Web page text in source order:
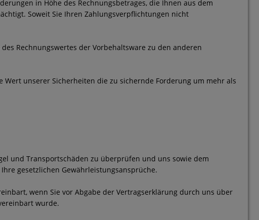
in Höhe des Rechnungsbetrages, die Ihnen aus dem
Soweit Sie Ihren Zahlungsverpflichtungen nicht
Rechnungswertes der Vorbehaltsware zu den anderen
unserer Sicherheiten die zu sichernde Forderung um mehr als
und Transportschäden zu überprüfen und uns sowie dem
gesetzlichen Gewährleistungsansprüche.
wenn Sie vor Abgabe der Vertragserklärung durch uns über
wurde.